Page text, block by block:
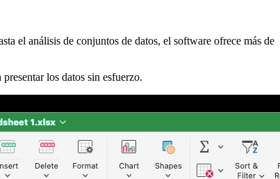
el análisis de conjuntos de datos, el software ofrece más de
los datos sin esfuerzo.